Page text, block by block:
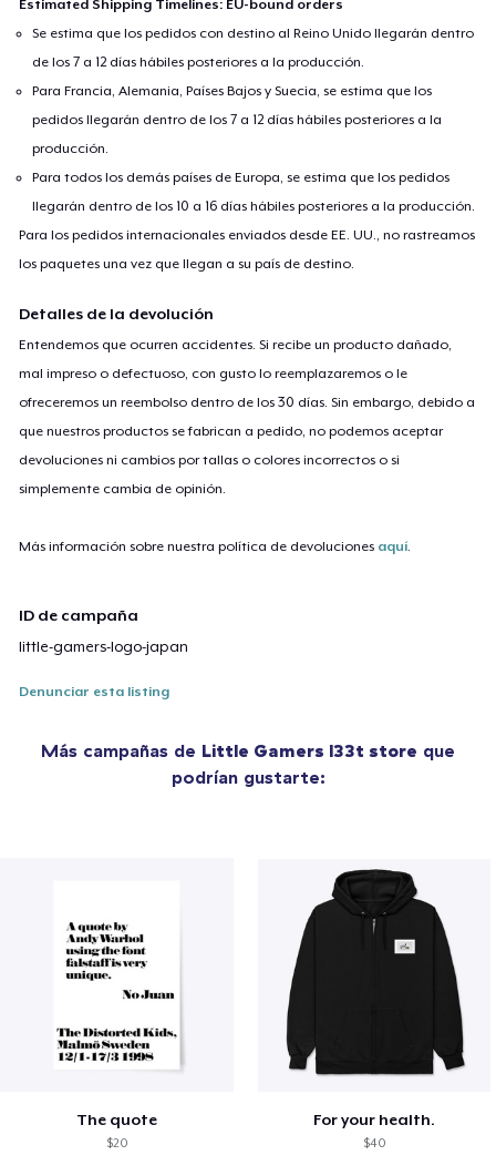
Estimated Shipping Timelines: EU-bound orders
Se estima que los pedidos con destino al Reino Unido llegarán dentro
de los 7 a 12 días hábiles posteriores a la producción.
Para Francia, Alemania, Países Bajos y Suecia, se estima que los
pedidos llegarán dentro de los 7 a 12 días hábiles posteriores a la
producción.
Para todos los demás países de Europa, se estima que los pedidos
llegarán dentro de los 10 a 16 días hábiles posteriores a la producción.
Para los pedidos internacionales enviados desde EE. UU., no rastreamos
los paquetes una vez que llegan a su país de destino.
Detalles de la devolución
Entendemos que ocurren accidentes. Si recibe un producto dañado,
mal impreso o defectuoso, con gusto lo reemplazaremos o le
ofreceremos un reembolso dentro de los 30 días. Sin embargo, debido a
que nuestros productos se fabrican a pedido, no podemos aceptar
devoluciones ni cambios por tallas o colores incorrectos o si
simplemente cambia de opinión.
Más información sobre nuestra política de devoluciones aquí
ID de campaña
little-gamers-logo-japan
Denunciar esta listing
Más campañas de Little Gamers l33t store que
podrían gustarte:
The quote
$20
For your health.
$40